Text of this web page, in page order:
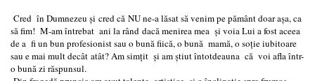
Cred în Dumnezeu și cred că NU ne-a lăsat să venim pe pământ doar așa, ca
să fim! M-am întrebat ani la rând dacă menirea mea și voia Lui a fost aceea
de a fi un bun profesionist sau o bună fiică, o bună mamă, o soție iubitoare
sau e mai mult decât atât? Am simțit și am știut întotdeauna că voi afla într-
o bună zi răspunsul.